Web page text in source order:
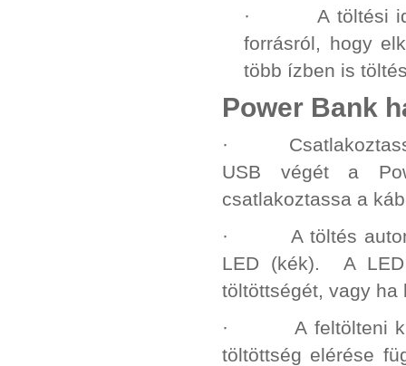
· A töltési idő
forrásról, hogy
több ízben is
Power Bank
· Csatlakoztassa
USB végét a
csatlakoztassa a
· A töltés
LED (kék). A
töltöttségét, vagy ha
· A feltölteni
töltöttség elérése